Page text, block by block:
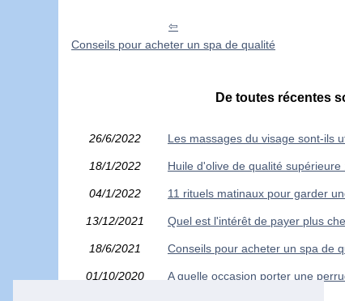
Conseils pour acheter un spa de qualité
De toutes récentes
26/6/2022 Les massages du visage sont-ils
18/1/2022 Huile d'olive de qualité
04/1/2022 11 rituels matinaux pour garder
13/12/2021 Quel est l'intérêt de payer plus
18/6/2021 Conseils pour acheter un spa de
01/10/2020 A quelle occasion porter une